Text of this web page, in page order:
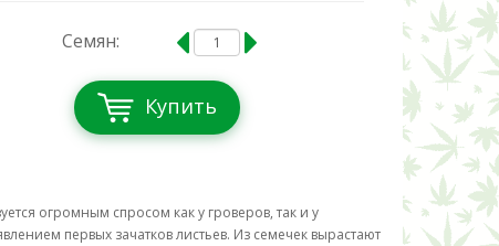
Семян:
Купить
огромным спросом как у гроверов, так и у
первых зачатков листьев. Из семечек вырастают